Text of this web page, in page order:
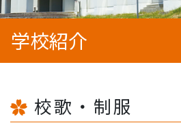
学校紹介
校歌・制服